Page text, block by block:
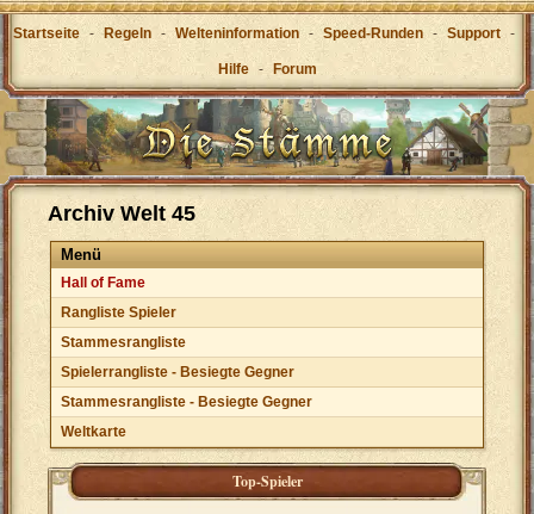
Startseite - Regeln - Welteninformation - Speed-Runden - Support -
Hilfe - Forum
Archiv Welt 45
Menü
Hall of Fame
Rangliste Spieler
Stammesrangliste
Spielerrangliste - Besiegte Gegner
Stammesrangliste - Besiegte Gegner
Weltkarte
Top-Spieler